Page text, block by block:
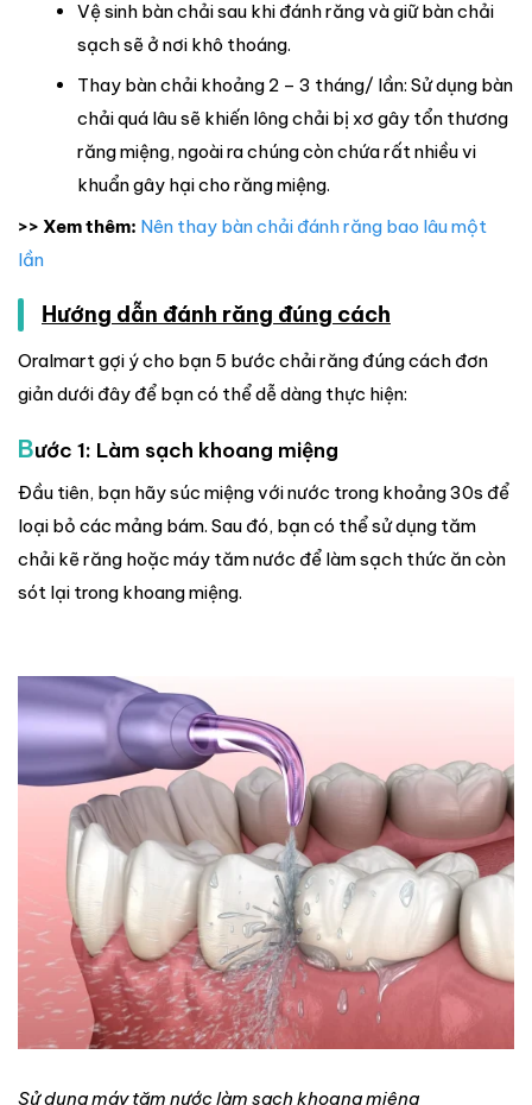
Vệ sinh bàn chải sau khi đánh răng và giữ bàn chải
sạch sẽ ở nơi khô thoáng.
Thay bàn chải khoảng 2 – 3 tháng/ lần: Sử dụng bàn
chải quá lâu sẽ khiến lông chải bị xơ gây tổn thương
răng miệng, ngoài ra chúng còn chứa rất nhiều vi
khuẩn gây hại cho răng miệng.
>> Xem thêm: Nên thay bàn chải đánh răng bao lâu một
lần
Hướng dẫn đánh răng đúng cách
Oralmart gợi ý cho bạn 5 bước chải răng đúng cách đơn
giản dưới đây để bạn có thể dễ dàng thực hiện:
Bước 1: Làm sạch khoang miệng
Đầu tiên, bạn hãy súc miệng với nước trong khoảng 30s để
loại bỏ các mảng bám. Sau đó, bạn có thể sử dụng tăm
chải kẽ răng hoặc máy tăm nước để làm sạch thức ăn còn
sót lại trong khoang miệng.
Sử dụng máy tăm nước làm sạch khoang miệng